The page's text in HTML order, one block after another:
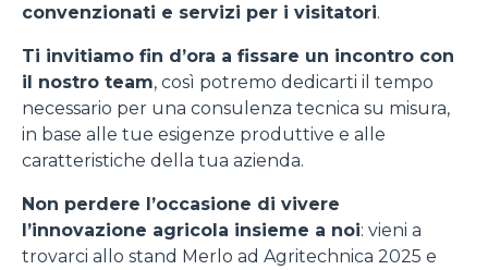
convenzionati e servizi per i visitatori.
Ti invitiamo fin d’ora a fissare un incontro con
il nostro team, così potremo dedicarti il tempo
necessario per una consulenza tecnica su misura,
in base alle tue esigenze produttive e alle
caratteristiche della tua azienda.
Non perdere l’occasione di vivere
l’innovazione agricola insieme a noi: vieni a
trovarci allo stand Merlo ad Agritechnica 2025 e